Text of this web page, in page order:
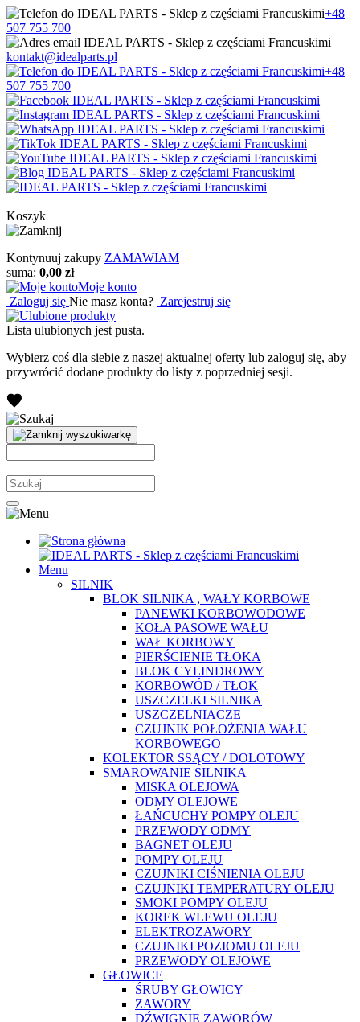
+48
507 755 700
kontakt@idealparts.pl
+48
507 755 700
Koszyk
Kontynuuj zakupy ZAMAWIAM
suma: 0,00 zł
Moje konto
Zaloguj się Nie masz konta? Zarejestruj się
Lista ulubionych jest pusta.
Wybierz coś dla siebie z naszej aktualnej oferty lub zaloguj się, aby
przywrócić dodane produkty do listy z poprzedniej sesji.
Menu
SILNIK
BLOK SILNIKA , WAŁY KORBOWE
PANEWKI KORBOWODOWE
KOŁA PASOWE WAŁU
WAŁ KORBOWY
PIERŚCIENIE TŁOKA
BLOK CYLINDROWY
KORBOWÓD / TŁOK
USZCZELKI SILNIKA
USZCZELNIACZE
CZUJNIK POŁOŻENIA WAŁU
KORBOWEGO
KOLEKTOR SSĄCY / DOLOTOWY
SMAROWANIE SILNIKA
MISKA OLEJOWA
ODMY OLEJOWE
ŁAŃCUCHY POMPY OLEJU
PRZEWODY ODMY
BAGNET OLEJU
POMPY OLEJU
CZUJNIKI CIŚNIENIA OLEJU
CZUJNIKI TEMPERATURY OLEJU
SMOKI POMPY OLEJU
KOREK WLEWU OLEJU
ELEKTROZAWORY
CZUJNIKI POZIOMU OLEJU
PRZEWODY OLEJOWE
GŁOWICE
ŚRUBY GŁOWICY
ZAWORY
DŹWIGNIE ZAWORÓW